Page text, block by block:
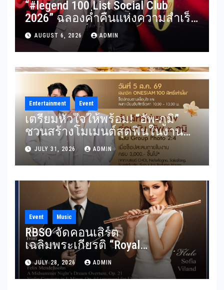
“#legend 100 List Social Club
2026” ฉลองค่ำคืนแห่งความสำเร็จ
รวมผู้นำองค์กร นักธุรกิจ ศิลปิน
นักแสดง และอินฟลูเอนเซอร์ชื่อดัง
ร่วมงานคับคั่ง
AUGUST 6, 2026 ADMIN
Entertainment Event
เตรียมหัวใจให้พร้อม! “อัพ-ภูมิ”
ชวนสร้างโมเมนต์สุดฟินในงาน
“THE SCENT OF SIAM” ลุ้น Group
Shot แบบใกล้ชิด 5 สิงหาคมนี้
JULY 31, 2026 ADMIN
Event Music
RBSO จัดคอนเสิร์ต
เฉลิมพระเกียรติ “Royal
Benevolence” รวมบทประพันธ์
อมตะจาก Mendelssohn และ
Rimsky-Korsakov 31 กรกฎาคมนี้
JULY 28, 2026 ADMIN